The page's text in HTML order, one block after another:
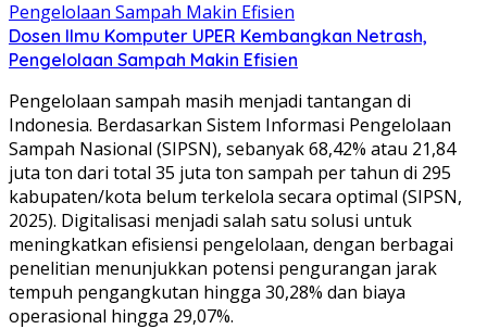
Dosen Ilmu Komputer UPER Kembangkan Netrash,
Pengelolaan Sampah Makin Efisien
Pengelolaan sampah masih menjadi tantangan di
Indonesia. Berdasarkan Sistem Informasi Pengelolaan
Sampah Nasional (SIPSN), sebanyak 68,42% atau 21,84
juta ton dari total 35 juta ton sampah per tahun di 295
kabupaten/kota belum terkelola secara optimal (SIPSN,
2025). Digitalisasi menjadi salah satu solusi untuk
meningkatkan efisiensi pengelolaan, dengan berbagai
penelitian menunjukkan potensi pengurangan jarak
tempuh pengangkutan hingga 30,28% dan biaya
operasional hingga 29,07%.